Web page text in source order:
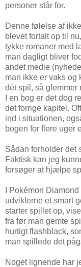
personer står for.
Denne følelse af
blevet fortalt op til
tykke romaner med
man dagligt bliver
andet medie
man ikke er vaks og
dét spil, så glemmer
I en bog er det dog
det forrige kapitel.
ind i situationen,
bogen for flere uger
Sådan forholder det
Faktisk kan jeg
forsøger at hjælpe
I Pokémon
udviklerne et smart
starter spillet op,
fra før man gemte
hurtigt flashblack,
man spillede det
Noget lignende har